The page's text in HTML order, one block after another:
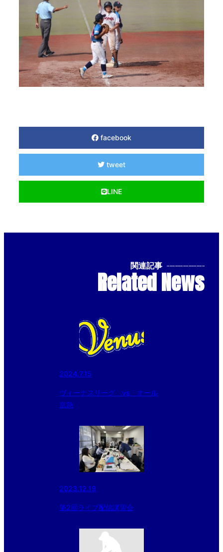
facebook
tweet
LINE
関連記事 --------------
Related News
2024.7.15
ヴィーナスリーグ vs オール
京急
2023.12.19
第2回ライブ配信講習会